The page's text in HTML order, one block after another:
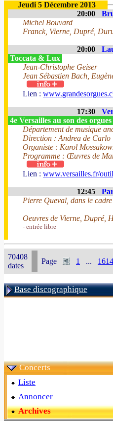
Jeudi 5 Décembre 2013
20:00
Michel Bouvard
Franck, Vierne, Dupré,
20:00
Toccata & Lux
Jean-Christophe Geiser
Jean Sébastien Bach,
Lien :
17:30
4e Versailles au son des orgues
Département de musique
Direction : Andrea de Carlo
Organiste : Karol
Programme : Œuvres de
Lien : www.versailles.fr/
12:45
Pierre Queval, dans le
Oeuvres de Vierne, Dupré,
- entrée libre
70408
dates
Page 1 ... 1614
Base discographique
Concerts
Liste
Annoncer
Archives